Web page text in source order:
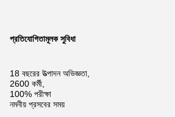
প্রতিযোগিতামূলক সুবিধা
18 বছরের উত্পাদন অভিজ্ঞতা,
2600 কর্মী,
100% পরীক্ষা
নমনীয় প্রসবের সময়